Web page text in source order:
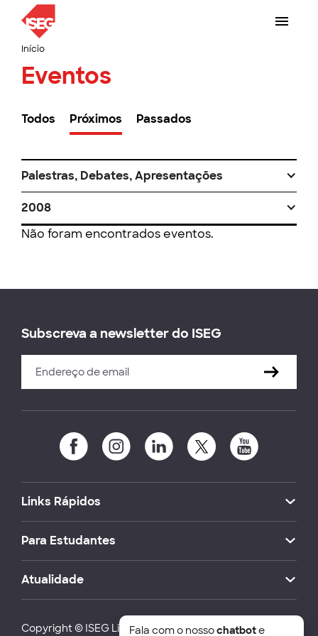
Início
Eventos
Todos Próximos Passados
Palestras, Debates, Apresentações
2008
Não foram encontrados eventos.
Subscreva a newsletter do ISEG
Links Rápidos
Para Estudantes
Atualidade
Copyright © ISEG Lisbon School of Economics and
Fala com o nossochatbote